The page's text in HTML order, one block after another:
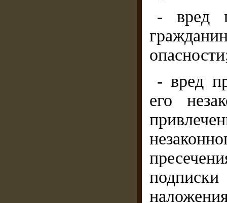
- вред
- вред
его